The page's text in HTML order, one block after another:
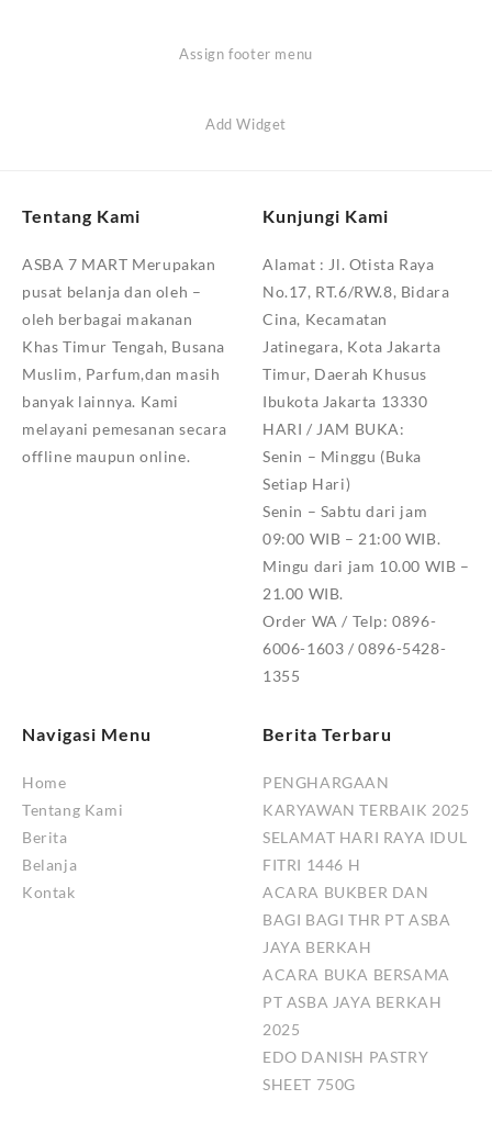
Assign footer menu
Add Widget
Tentang Kami
ASBA 7 MART Merupakan
pusat belanja dan oleh –
oleh berbagai makanan
Khas Timur Tengah, Busana
Muslim, Parfum,dan masih
banyak lainnya. Kami
melayani pemesanan secara
offline maupun online.
Kunjungi Kami
Alamat : Jl. Otista Raya
No.17, RT.6/RW.8, Bidara
Cina, Kecamatan
Jatinegara, Kota Jakarta
Timur, Daerah Khusus
Ibukota Jakarta 13330
HARI / JAM BUKA:
Senin – Minggu (Buka
Setiap Hari)
Senin – Sabtu dari jam
09:00 WIB – 21:00 WIB.
Mingu dari jam 10.00 WIB –
21.00 WIB.
Order WA / Telp: 0896-
6006-1603 / 0896-5428-
1355
Navigasi Menu
Home
Tentang Kami
Berita
Belanja
Kontak
Berita Terbaru
PENGHARGAAN
KARYAWAN TERBAIK 2025
SELAMAT HARI RAYA IDUL
FITRI 1446 H
ACARA BUKBER DAN
BAGI BAGI THR PT ASBA
JAYA BERKAH
ACARA BUKA BERSAMA
PT ASBA JAYA BERKAH
2025
EDO DANISH PASTRY
SHEET 750G